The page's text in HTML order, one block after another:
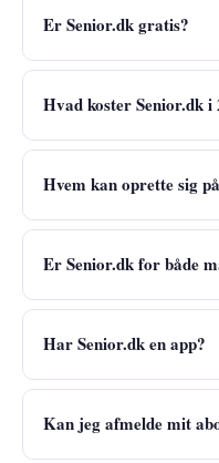
Er Senior.dk gratis?
Hvad koster Senior.dk i
Hvem kan oprette sig
Er Senior.dk for både
Har Senior.dk en app?
Kan jeg afmelde mit